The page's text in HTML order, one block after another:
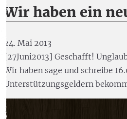
Wir haben ein
24. Mai 2013
[27Juni2013] Geschafft!
Wir haben sage und schreibe
Unterstützungsgeldern